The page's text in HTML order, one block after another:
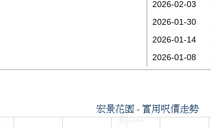
2026-02-03
2026-01-30
2026-01-14
2026-01-08